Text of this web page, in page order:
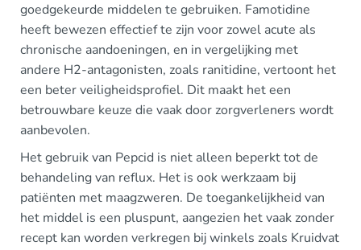
goedgekeurde middelen te gebruiken. Famotidine
heeft bewezen effectief te zijn voor zowel acute als
chronische aandoeningen, en in vergelijking met
andere H2-antagonisten, zoals ranitidine, vertoont het
een beter veiligheidsprofiel. Dit maakt het een
betrouwbare keuze die vaak door zorgverleners wordt
aanbevolen.
Het gebruik van Pepcid is niet alleen beperkt tot de
behandeling van reflux. Het is ook werkzaam bij
patiënten met maagzweren. De toegankelijkheid van
het middel is een pluspunt, aangezien het vaak zonder
recept kan worden verkregen bij winkels zoals Kruidvat